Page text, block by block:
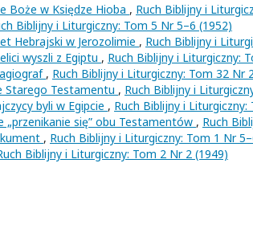
Boże w Księdze Hioba , Ruch Biblijny i
Biblijny i Liturgiczny: Tom 5 Nr 5–6 (1952)
Hebrajski w Jerozolimie , Ruch Biblijny i
wyszli z Egiptu , Ruch Biblijny i Liturgiczny:
, Ruch Biblijny i Liturgiczny: Tom 32 Nr
Starego Testamentu , Ruch Biblijny i
byli w Egipcie , Ruch Biblijny i
„przenikanie się” obu Testamentów , Ruch
, Ruch Biblijny i Liturgiczny: Tom 1 Nr
Biblijny i Liturgiczny: Tom 2 Nr 2 (1949)